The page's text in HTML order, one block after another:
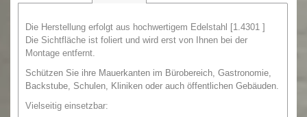
Die Herstellung erfolgt aus hochwertigem Edelstahl [1.4301 ]
Die Sichtfläche ist foliert und wird erst von Ihnen bei der
Montage entfernt.
Schützen Sie ihre Mauerkanten im Bürobereich, Gastronomie,
Backstube, Schulen, Kliniken oder auch öffentlichen Gebäuden.
Vielseitig einsetzbar: